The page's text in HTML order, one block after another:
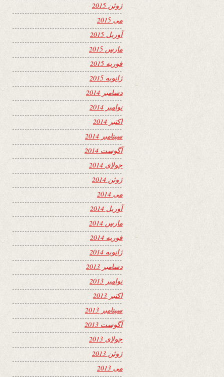
ژوئن 2015
می 2015
آوریل 2015
مارس 2015
فوریه 2015
ژانویه 2015
دسامبر 2014
نوامبر 2014
اکتبر 2014
سپتامبر 2014
آگوست 2014
جولای 2014
ژوئن 2014
می 2014
آوریل 2014
مارس 2014
فوریه 2014
ژانویه 2014
دسامبر 2013
نوامبر 2013
اکتبر 2013
سپتامبر 2013
آگوست 2013
جولای 2013
ژوئن 2013
می 2013